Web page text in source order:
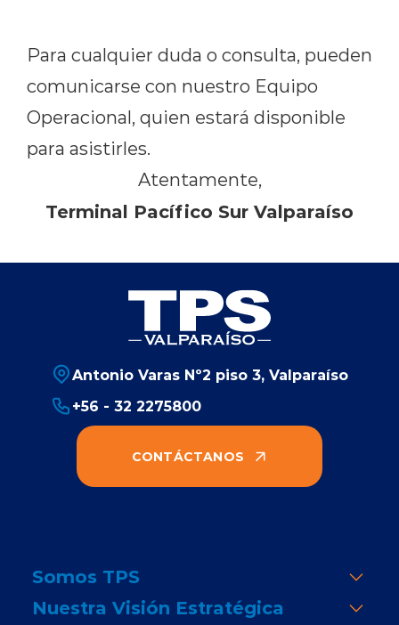
Para cualquier duda o consulta, pueden
comunicarse con nuestro Equipo
Operacional, quien estará disponible
para asistirles.
Atentamente,
Terminal Pacífico Sur Valparaíso
Antonio Varas Nº2 piso 3, Valparaíso
+56 - 32 2275800
CONTÁCTANOS
Somos TPS
Nuestra Visión Estratégica